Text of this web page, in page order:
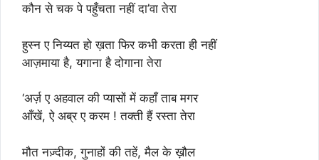
कौन से चक पे पहुँचता नहीं दा’वा तेरा
हुस्न ए निय्यत हो ख़ता फिर कभी करता ही नहीं
आज़माया है, यगाना है दोगाना तेरा
‘अर्ज़ ए अहवाल की प्यासों में कहाँ ताब मगर
आँखें, ऐ अब्र ए करम ! तक्ती हैं रस्ता तेरा
मौत नज़्दीक, गुनाहों की तहें, मैल के ख़ौल